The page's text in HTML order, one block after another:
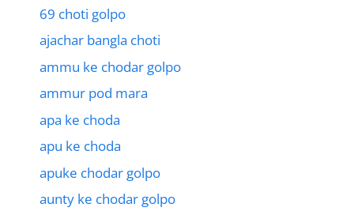
69 choti golpo
ajachar bangla choti
ammu ke chodar golpo
ammur pod mara
apa ke choda
apu ke choda
apuke chodar golpo
aunty ke chodar golpo